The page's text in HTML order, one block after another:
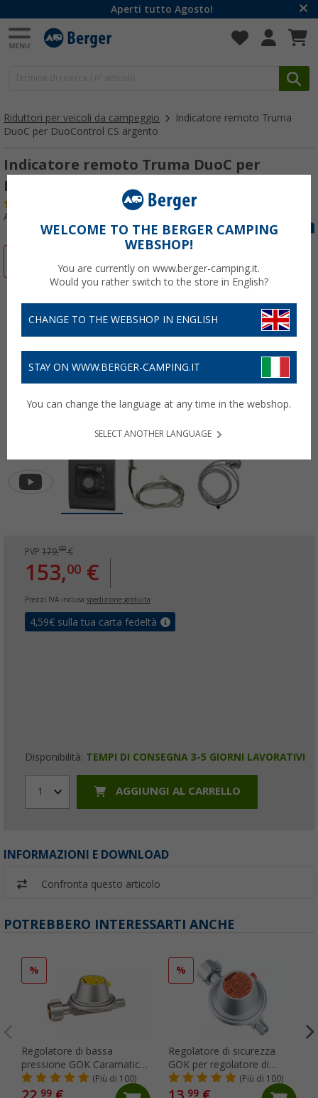
Aperti tutto Agosto!
Riduttori per veicoli da campeggio
Indicatore remoto Truma
DuoC per DuoControl CS argento
Indicatore remoto Truma DuoC per
DuoControl CS argento
Articolo n: 168870
PVP 179,00€
153,00 €
Prezzi IVA inclusa spedizione gratuita
4,59€ sulla tua carta fedeltà
Disponibilità: TEMPI DI CONSEGNA 3-5 GIORNI LAVORATIVI
1 AGGIUNGI AL CARRELLO
INFORMAZIONI E DOWNLOAD
Confronta questo articolo
POTREBBERO INTERESSARTI ANCHE
%
Regolatore di bassa
pressione GOK Caramatic
BasicOne 30 mbar senza
manometro 0,8 kg/h
(Più di 100)
99
%
Regolatore di sicurezza
GOK per regolatore di
pressione del gas per
veicoli 50 mbar
(Più di 100)
99
WELCOME TO THE BERGER CAMPING
WEBSHOP!
You are currently on www.berger-camping.it.
Would you rather switch to the store in English?
CHANGE TO THE WEBSHOP IN ENGLISH
STAY ON WWW.BERGER-CAMPING.IT
You can change the language at any time in the webshop.
SELECT ANOTHER LANGUAGE